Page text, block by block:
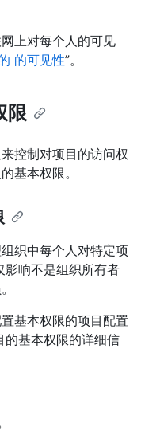
上对每个人的可见
的可见性”。
限
控制对项目的访问权
基本权限。
织中每个人对特定项
影响不是组织所有者
基本权限的项目配置
的基本权限的详细信